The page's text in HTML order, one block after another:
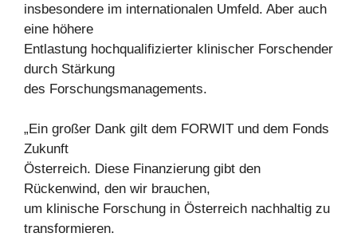
insbesondere im internationalen Umfeld. Aber auch
eine höhere
Entlastung hochqualifizierter klinischer Forschender
durch Stärkung
des Forschungsmanagements.
„Ein großer Dank gilt dem FORWIT und dem Fonds
Zukunft
Österreich. Diese Finanzierung gibt den
Rückenwind, den wir brauchen,
um klinische Forschung in Österreich nachhaltig zu
transformieren.